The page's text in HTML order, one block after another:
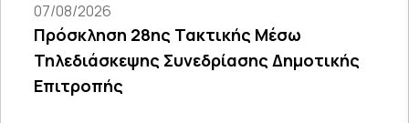
07/08/2026
Πρόσκληση 28ης Τακτικής Μέσω
Τηλεδιάσκεψης Συνεδρίασης Δημοτικής
Επιτροπής